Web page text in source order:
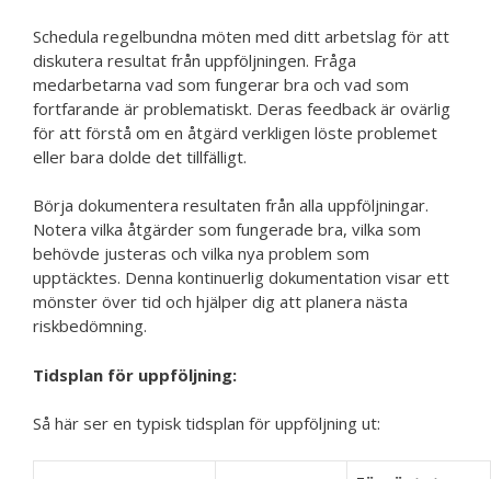
Schedula regelbundna möten med ditt arbetslag för att
diskutera resultat från uppföljningen. Fråga
medarbetarna vad som fungerar bra och vad som
fortfarande är problematiskt. Deras feedback är ovärlig
för att förstå om en åtgärd verkligen löste problemet
eller bara dolde det tillfälligt.
Börja dokumentera resultaten från alla uppföljningar.
Notera vilka åtgärder som fungerade bra, vilka som
behövde justeras och vilka nya problem som
upptäcktes. Denna kontinuerlig dokumentation visar ett
mönster över tid och hjälper dig att planera nästa
riskbedömning.
Tidsplan för uppföljning:
Så här ser en typisk tidsplan för uppföljning ut: